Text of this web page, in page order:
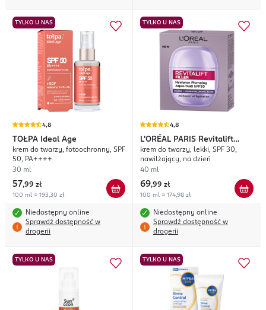
TYLKO U NAS
4,8
TOŁPA Ideal Age
krem do twarzy, fotoochronny, SPF
50, PA++++
30 ml
57,99 zł
100 ml = 193,30 zł
Niedostępny online
Sprawdź dostępność w
drogerii
TYLKO U NAS
4,8
L'ORÉAL PARIS Revitalift
Filler
krem do twarzy, lekki, SPF 30,
nawilżający, na dzień
40 ml
69,99 zł
100 ml = 174,98 zł
Niedostępny online
Sprawdź dostępność w
drogerii
TYLKO U NAS TYLKO U NAS